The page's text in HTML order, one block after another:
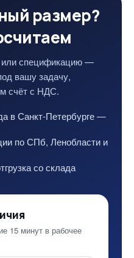
размер?
спецификацию —
вашу задачу,
счёт с НДС.
в Санкт-Петербурге —
по СПб, Ленобласти и
со склада
15 минут в рабочее